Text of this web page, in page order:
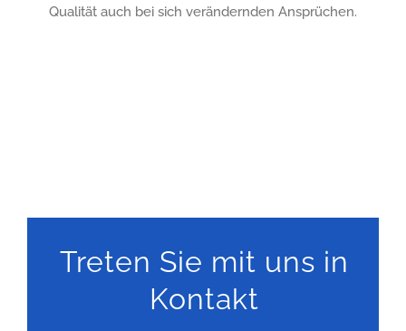
Qualität auch bei sich verändernden Ansprüchen.
Treten Sie mit uns in
Kontakt